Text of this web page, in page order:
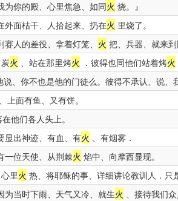
为你的殿、心里焦急、如同火 烧。』
外面枯干、人拾起来、扔在火 里烧了。
人的差役、拿着灯笼、 火 把、兵器、就来到
火 、站在那里烤火 ．彼得也同他们站着烤火
说、你不也是他的门徒么。彼得不承认、说、
、上面有鱼、又有饼。
他们各人头上。
显出神迹、有血、有火 、有烟雾．
一位天使、从荆棘火 焰中、向摩西显现。
里火 热、将耶稣的事、详细讲论教训人．只
当时下雨、天气又冷、就生火 、接待我们众